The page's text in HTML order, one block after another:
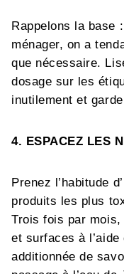
Rappelons la base
ménager, on a
que nécessaire.
dosage sur les
inutilement et
4. ESPACEZ LES
Prenez l’habitude
produits les plus
Trois fois par
et surfaces à l’aide
additionnée de